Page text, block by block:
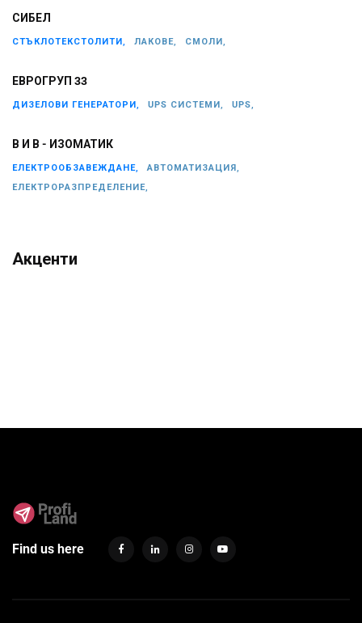
СИБЕЛ
СТЪКЛОТЕКСТОЛИТИ, ЛАКОВЕ, СМОЛИ,
ЕВРОГРУП 33
ДИЗЕЛОВИ ГЕНЕРАТОРИ, UPS СИСТЕМИ, UPS,
В И В - ИЗОМАТИК
ЕЛЕКТРООБЗАВЕЖДАНЕ,
АВТОМАТИЗАЦИЯ,
ЕЛЕКТРОРАЗПРЕДЕЛЕНИЕ,
Акценти
Find us here